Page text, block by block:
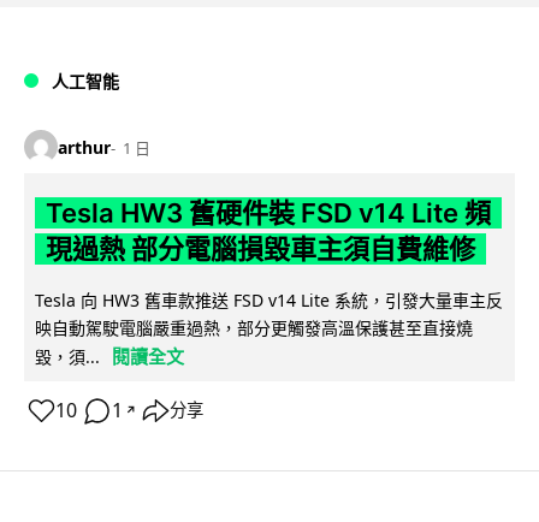
人工智能
arthur 1 日
Tesla HW3 舊硬件裝 FSD v14 Lite 頻
現過熱 部分電腦損毀車主須自費維修
Tesla 向 HW3 舊車款推送 FSD v14 Lite 系統，引發大量車主反
映自動駕駛電腦嚴重過熱，部分更觸發高溫保護甚至直接燒
毀，須...
閱讀全文
10 1 ↗ 分享